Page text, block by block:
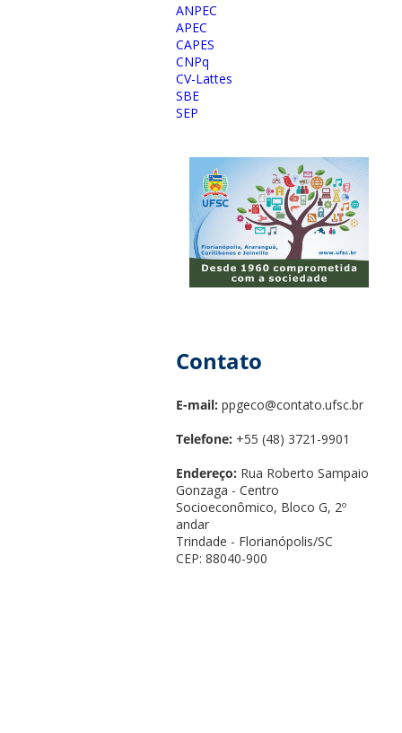
ANPEC
APEC
CAPES
CNPq
CV-Lattes
SBE
SEP
Contato
E-mail: ppgeco@contato.ufsc.br
Telefone: +55 (48) 3721-9901
Endereço: Rua Roberto Sampaio
Gonzaga - Centro
Socioeconômico, Bloco G, 2º
andar
Trindade - Florianópolis/SC
CEP: 88040-900